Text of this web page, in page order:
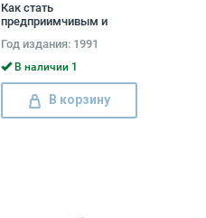
Как стать
предприимчивым и
американских рецептов
Год издания: 1991
В наличии 1
В корзину